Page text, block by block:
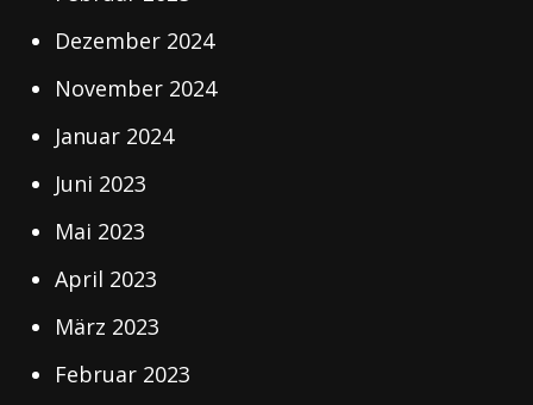
Dezember 2024
November 2024
Januar 2024
Juni 2023
Mai 2023
April 2023
März 2023
Februar 2023